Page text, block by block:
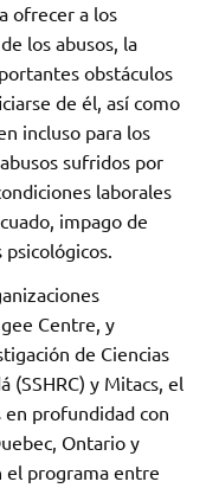
ofrecer a los
los abusos, la
obstáculos
de él, así como
incluso para los
sufridos por
laborales
impago de
Centre, y
de Ciencias
(SSHRC) y Mitacs, el
profundidad con
Ontario y
el programa entre